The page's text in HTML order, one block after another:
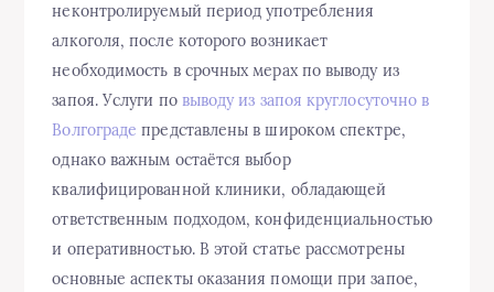
неконтролируемый период употребления
алкоголя, после которого возникает
необходимость в срочных мерах по выводу из
запоя. Услуги по выводу из запоя круглосуточно в
Волгограде представлены в широком спектре,
однако важным остаётся выбор
квалифицированной клиники, обладающей
ответственным подходом, конфиденциальностью
и оперативностью. В этой статье рассмотрены
основные аспекты оказания помощи при запое,